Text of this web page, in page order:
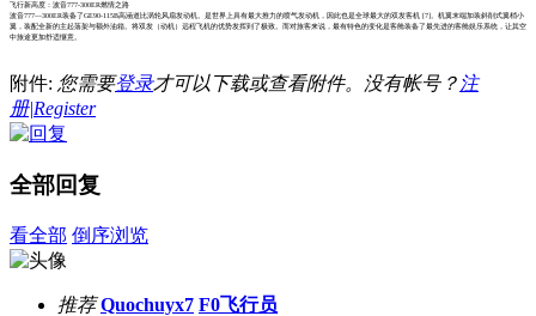
飞行新高度：波音777-300ER燃情之路
波音777—300ER装备了GE90-115B高涵道比涡轮风扇发动机。是世界上具有最大推力的喷气发动机，因此也是全球最大的双发客机 [7]。机翼末端加装斜削式翼梢小
翼，装配全新的主起落架与额外油箱。将双发（动机）远程飞机的优势发挥到了极致。而对旅客来说，最有特色的变化是客舱装备了最先进的客舱娱乐系统，让其空
中旅途更加舒适惬意。
附件: 您需要登录才可以下载或查看附件。没有帐号？ 注
册|Register
全部回复
看全部 倒序浏览
推荐Quochuyx7 F0飞行员